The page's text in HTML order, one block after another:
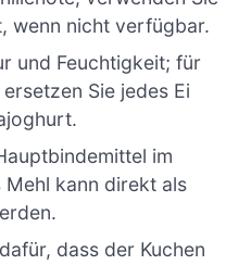
wenn nicht verfügbar.
und Feuchtigkeit; für
Sie jedes Ei
im
Mehl kann direkt als
dass der Kuchen